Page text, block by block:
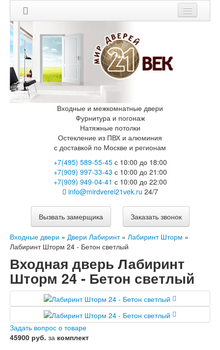
Входные и межкомнатные двери
Фурнитура и погонаж
Натяжные потолки
Остекление из ПВХ и алюминия
с доставкой по Москве и регионам
+7(495) 589-55-45с 10:00 до 18:00
+7(909) 997-33-43 с 10:00 до 21:00
+7(909) 949-04-41 с 10:00 до 22:00
info@mirdverei21vek.ru 24/7
Вызвать замерщика Заказать звонок
Входные двери » Двери Лабиринт» Лабиринт Шторм »
Лабиринт Шторм 24 - Бетон светлый
Входная дверь Лабиринт
Шторм 24 - Бетон светлый
Задать вопрос о товаре
45900 руб. за комплект